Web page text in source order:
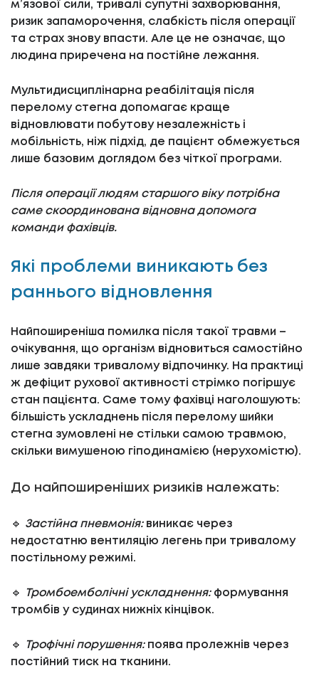
м’язової сили, тривалі супутні захворювання,
ризик запаморочення, слабкість після операції
та страх знову впасти. Але це не означає, що
людина приречена на постійне лежання.
Мультидисциплінарна реабілітація після
перелому стегна допомагає краще
відновлювати побутову незалежність і
мобільність, ніж підхід, де пацієнт обмежується
лише базовим доглядом без чіткої програми.
Після операції людям старшого віку потрібна
саме скоординована відновна допомога
команди фахівців.
Які проблеми виникають без
раннього відновлення
Найпоширеніша помилка після такої травми –
очікування, що організм відновиться самостійно
лише завдяки тривалому відпочинку. На практиці
ж дефіцит рухової активності стрімко погіршує
стан пацієнта. Саме тому фахівці наголошують:
більшість ускладнень після перелому шийки
стегна зумовлені не стільки самою травмою,
скільки вимушеною гіподинамією (нерухомістю).
До найпоширеніших ризиків належать:
🔹 Застійна пневмонія: виникає через
недостатню вентиляцію легень при тривалому
постільному режимі.
🔹 Тромбоемболічні ускладнення: формування
тромбів у судинах нижніх кінцівок.
🔹 Трофічні порушення:поява пролежнів через
постійний тиск на тканини.